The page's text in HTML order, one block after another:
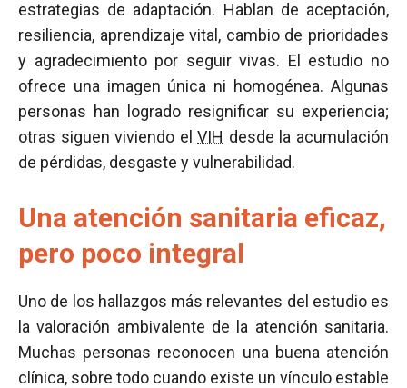
estrategias de adaptación. Hablan de aceptación,
resiliencia, aprendizaje vital, cambio de prioridades
y agradecimiento por seguir vivas. El estudio no
ofrece una imagen única ni homogénea. Algunas
personas han logrado resignificar su experiencia;
otras siguen viviendo elVIH desde la acumulación
de pérdidas, desgaste y vulnerabilidad.
Una atención sanitaria eficaz,
pero poco integral
Uno de los hallazgos más relevantes del estudio es
la valoración ambivalente de la atención sanitaria.
Muchas personas reconocen una buena atención
clínica, sobre todo cuando existe un vínculo estable